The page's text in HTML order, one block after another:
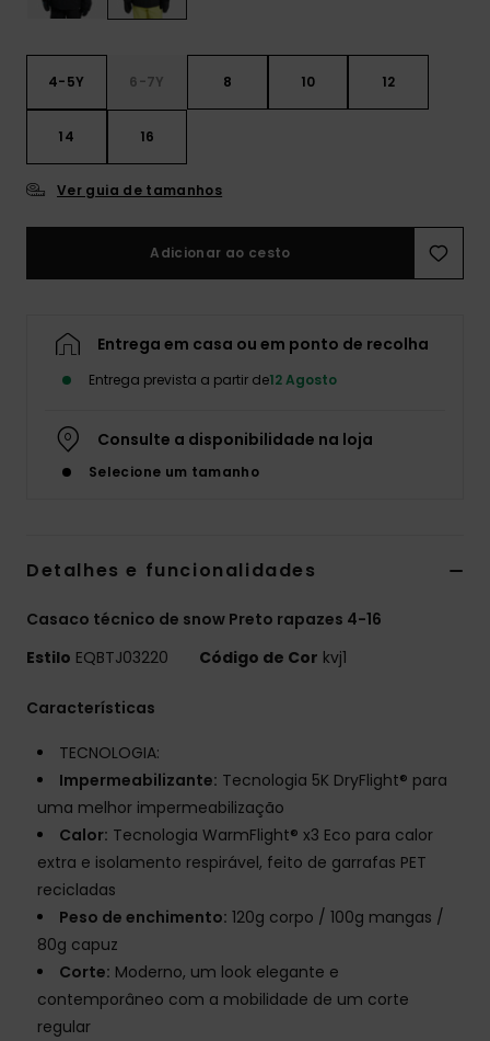
4-5Y 6-7Y 8 10 12
14 16
Ver guia de tamanhos
Adicionar ao cesto
Entrega em casa ou em ponto de recolha
Entrega prevista a partir de12 Agosto
Consulte a disponibilidade na loja
Selecione um tamanho
Detalhes e funcionalidades
Casaco técnico de snow Preto rapazes 4-16
Estilo EQBTJ03220 Código de Cor kvj1
Características
TECNOLOGIA:
Impermeabilizante: Tecnologia 5K DryFlight® para
uma melhor impermeabilização
Calor: Tecnologia WarmFlight® x3 Eco para calor
extra e isolamento respirável, feito de garrafas PET
recicladas
Peso de enchimento: 120g corpo / 100g mangas /
80g capuz
Corte: Moderno, um look elegante e
contemporâneo com a mobilidade de um corte
regular